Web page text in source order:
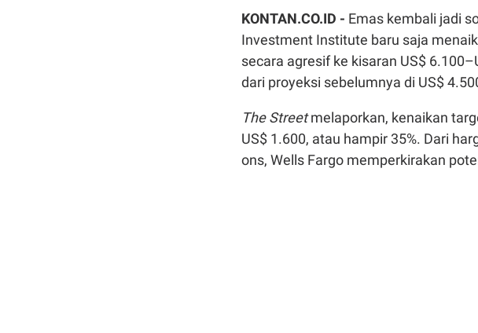
KONTAN.CO.ID - Emas kembali jadi
Investment Institute baru saja
secara agresif ke kisaran US$
dari proyeksi sebelumnya di US$
The Streetmelaporkan, kenaikan
US$ 1.600, atau hampir 35%. Dari
ons, Wells Fargo memperkirakan